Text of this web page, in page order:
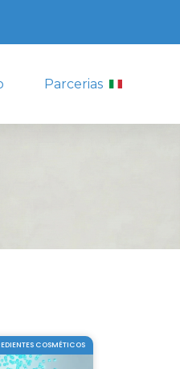
Parcerias
COSMÉTICOS